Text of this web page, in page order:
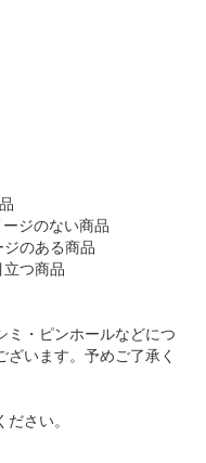
ージのない商品
ジのある商品
立つ商品
ミ・ピンホールなどにつ
います。予めご了承く
さい。